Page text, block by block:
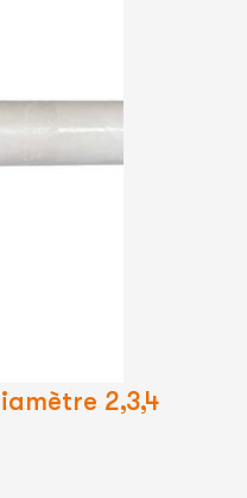
2,3,4